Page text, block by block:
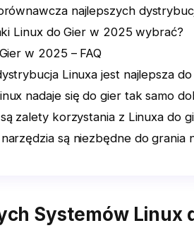
najlepszych
Linux do Gier w 2025 wybrać?
w 2025 – FAQ
Linuxa jest najlepsza
nadaje się do gier tak samo
zalety korzystania z Linuxa do
są niezbędne do grania
Systemów Linux